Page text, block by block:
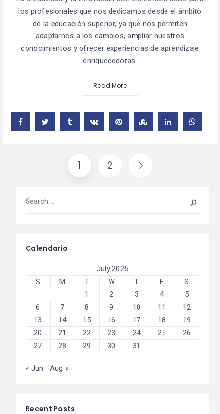
los profesionales que nos dedicamos desde el ámbito
de la educación superior, ya que nos permiten
adaptarnos a los cambios, ampliar nuestros
conocimientos y ofrecer experiencias de aprendizaje
enriquecedoras.
Read More
1 2
Calendario
July 2025
S
M T W T F
S
1
2 3 4
5
6
7 8 9 10 11
12
13
14 15 16 17 18
19
20
21 22 23 24 25
26
27
28 29 30 31
« Jun Aug »
Recent Posts